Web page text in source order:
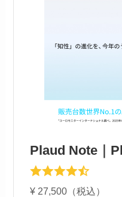
Plaud Note｜
¥ 27,500（税込）